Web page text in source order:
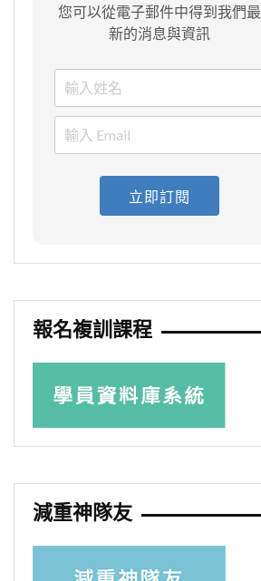
您可以從電子郵件中得到我們最
新的消息與資訊
立即訂閱
報名複訓課程
減重神隊友